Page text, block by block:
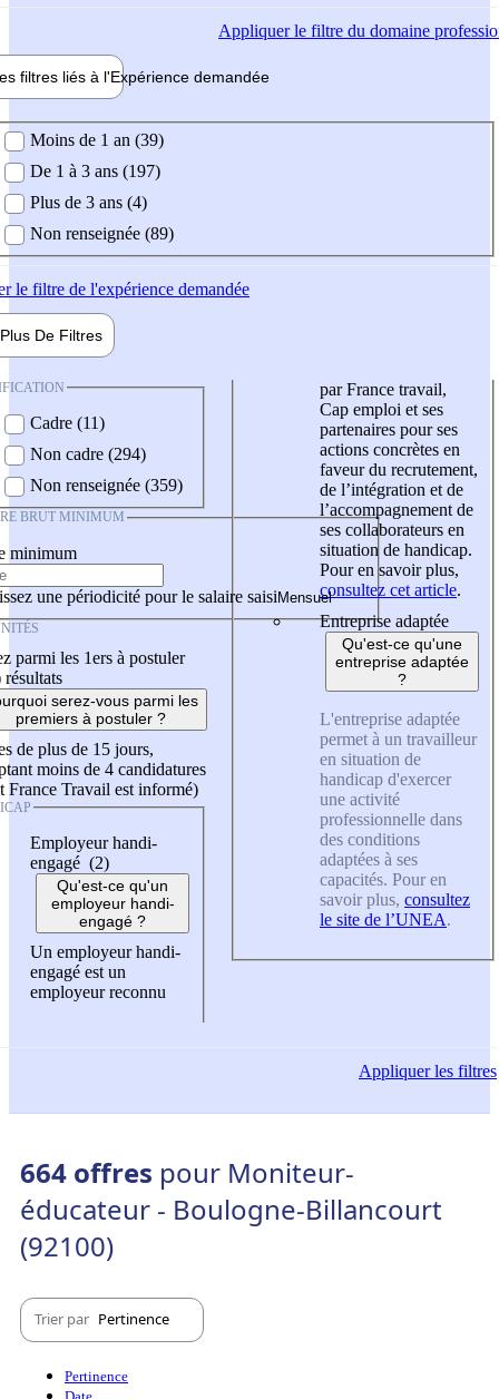
Appliquerle filtre du domaine
filtres liés à l'Expérience demandée
demandée
Moins de 1 an (39)
De 1 à 3 ans (197)
Plus de 3 ans (4)
Non renseignée (89)
le filtre de l'expérience demandée
Plus De Filtres
Cadre (11)
Non cadre (294)
Non renseignée (359)
BRUT MINIMUM
minimum
une périodicité pour le salaire saisi
parmi les 1ers à postuler
résultats
serez-vous parmi les
premiers à postuler ?
de plus de 15 jours,
moins de 4 candidatures
France Travail est informé)
Employeur handi-
engagé (2)
Qu'est-ce qu'un
employeur handi-
engagé ?
Un employeur handi-
engagé est un
employeur reconnu
par France travail,
Cap emploi et ses
partenaires pour ses
actions concrètes en
faveur du recrutement,
de l’intégration et de
l’accompagnement de
ses collaborateurs en
situation de handicap.
Pour en savoir plus,
consultez cet article.
Entreprise adaptée
Qu'est-ce qu'une
entreprise adaptée
?
L'entreprise adaptée
permet à un travailleur
en situation de
handicap d'exercer
une activité
professionnelle dans
des conditions
adaptées à ses
capacités. Pour en
savoir plus, consultez
le site de l’UNEA.
Appliquerles filtres
664 offres pour Moniteur-
éducateur - Boulogne-Billancourt
(92100)
Trier par Pertinence
Pertinence